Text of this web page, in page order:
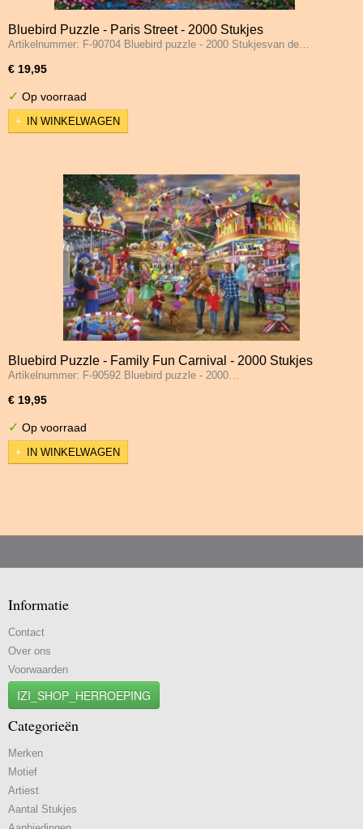
Bluebird Puzzle - Paris Street - 2000 Stukjes
Artikelnummer: F-90704 Bluebird puzzle - 2000 Stukjesvan de…
€ 19,95
✓ Op voorraad
IN WINKELWAGEN
Bluebird Puzzle - Family Fun Carnival - 2000 Stukjes
Artikelnummer: F-90592 Bluebird puzzle - 2000…
€ 19,95
✓ Op voorraad
IN WINKELWAGEN
Informatie
Contact
Over ons
Voorwaarden
IZI_SHOP_HERROEPING
Categorieën
Merken
Motief
Artiest
Aantal Stukjes